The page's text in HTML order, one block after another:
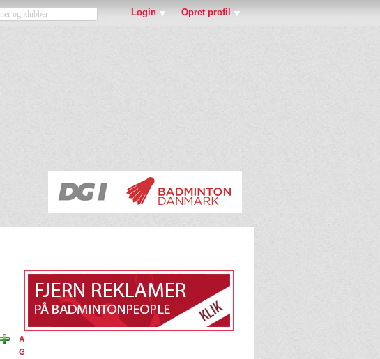
Login Opret profil
Ansøg om medlemsskab af Kastrup
GIF, Badmintonafdelingen på